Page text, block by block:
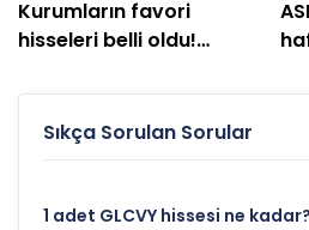
Kurumların favori
hisseleri belli oldu!
bekleniyor
Sıkça Sorulan Sorular
1 adet GLCVY hissesi ne kadar?